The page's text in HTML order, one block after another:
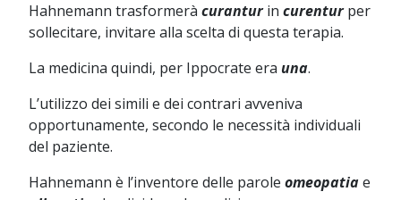
Hahnemann trasformerà curanturin curenturper
sollecitare, invitare alla scelta di questa terapia.
La medicina quindi, per Ippocrate era una.
L’utilizzo dei simili e dei contrari avveniva
opportunamente, secondo le necessità individuali
del paziente.
Hahnemann è l’inventore delle parole omeopatiae